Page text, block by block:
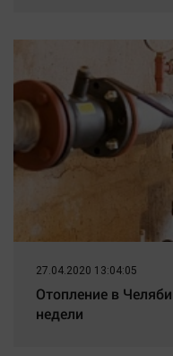
27.04.2020 13:04:05
Отопление в
недели